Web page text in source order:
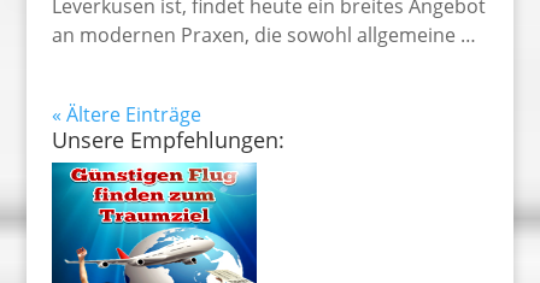
Leverkusen ist, findet heute ein breites Angebot
an modernen Praxen, die sowohl allgemeine …
« Ältere Einträge
Unsere Empfehlungen: